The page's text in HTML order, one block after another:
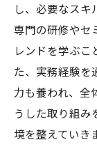
し、必要なスキ
専門の研修やセ
レンドを学ぶこ
た、実務経験を
力も養われ、全
うした取り組み
境を整えていき